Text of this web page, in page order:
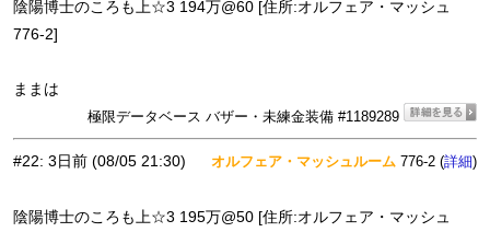
陰陽博士のころも上☆3 194万@60 [住所:オルフェア・マッシュ
776-2]
ままは
極限データベース バザー・未練金装備 #1189289
#22: 3日前 (08/05 21:30) オルフェア・マッシュルーム 776-2 (詳細)
陰陽博士のころも上☆3 195万@50 [住所:オルフェア・マッシュ